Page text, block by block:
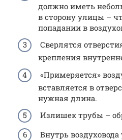
должно иметь
в сторону улицы –
попадании в
Сверлятся
крепления
«Примеряется»
вставляется в
нужная длина.
Излишек трубы –
Внутрь воздуховода